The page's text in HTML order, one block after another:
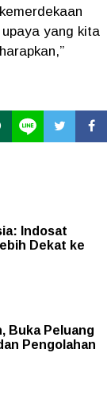
yang kita
Indosat
Dekat ke
Buka Peluang
Pengolahan